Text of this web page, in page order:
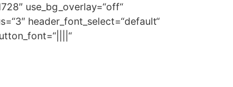
use_bg_overlay=“off“
header_font_select=“default“